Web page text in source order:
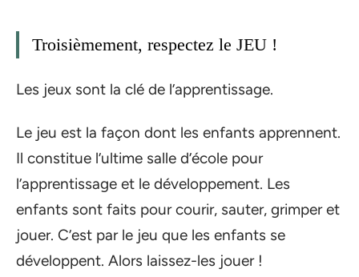
Troisièmement, respectez le JEU !
Les jeux sont la clé de l’apprentissage.
Le jeu est la façon dont les enfants apprennent.
Il constitue l’ultime salle d’école pour
l’apprentissage et le développement. Les
enfants sont faits pour courir, sauter, grimper et
jouer. C’est par le jeu que les enfants se
développent. Alors laissez-les jouer !